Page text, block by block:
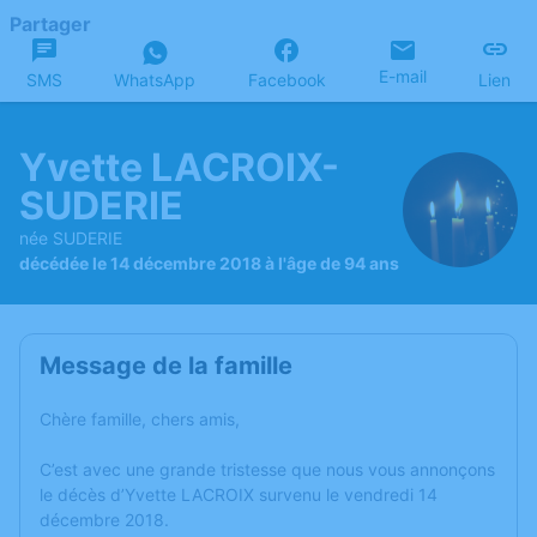
Partager
SMS WhatsApp Facebook E-mail Lien
Yvette LACROIX-
SUDERIE
née SUDERIE
décédée le 14 décembre 2018 à l'âge de 94 ans
Message de la famille
Chère famille, chers amis,
C’est avec une grande tristesse que nous vous annonçons
le décès d’Yvette LACROIX survenu le vendredi 14
décembre 2018.